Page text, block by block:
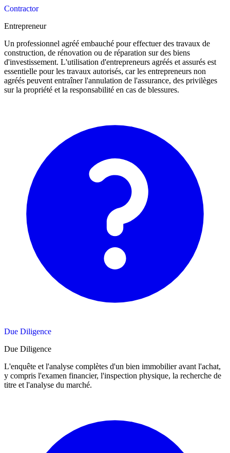
Contractor
Entrepreneur
Un professionnel agréé embauché pour effectuer des travaux de
construction, de rénovation ou de réparation sur des biens
d'investissement. L'utilisation d'entrepreneurs agréés et assurés est
essentielle pour les travaux autorisés, car les entrepreneurs non
agréés peuvent entraîner l'annulation de l'assurance, des privilèges
sur la propriété et la responsabilité en cas de blessures.
Due Diligence
Due Diligence
L'enquête et l'analyse complètes d'un bien immobilier avant l'achat,
y compris l'examen financier, l'inspection physique, la recherche de
titre et l'analyse du marché.